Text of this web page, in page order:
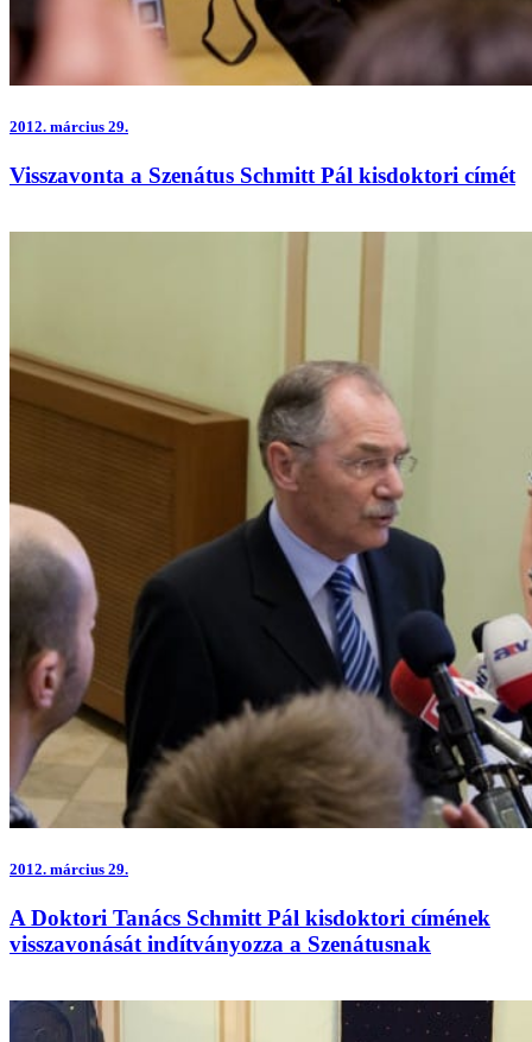
2012. március 29.
Visszavonta a Szenátus Schmitt Pál kisdoktori címét
2012. március 29.
A Doktori Tanács Schmitt Pál kisdoktori címének
visszavonását indítványozza a Szenátusnak